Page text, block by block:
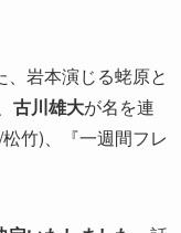
岩本演じる蛯原と
古川雄大が名を連
竹)、『一週間フレ